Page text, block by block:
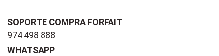
SOPORTE COMPRA FORFAIT
974 498 888
WHATSAPP